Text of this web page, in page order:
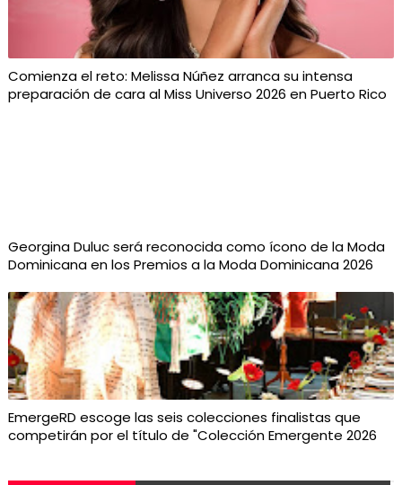
Comienza el reto: Melissa Núñez arranca su intensa
preparación de cara al Miss Universo 2026 en Puerto Rico
Georgina Duluc será reconocida como ícono de la Moda
Dominicana en los Premios a la Moda Dominicana 2026
EmergeRD escoge las seis colecciones finalistas que
competirán por el título de "Colección Emergente 2026